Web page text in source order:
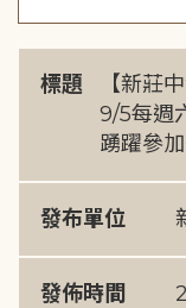
標題
【新莊
9/5每週
踴躍參
發布單位
發佈時間